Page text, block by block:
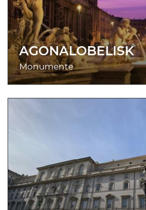
AGONALOBELISK
Monumente